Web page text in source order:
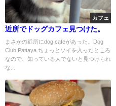
カフェ
近所でドッグカフェ見つけた。
まさかの近所にdog cafeがあった。Dog
Club Pattaya ちょっとソイを入ったところ
なので、知っている人でないと見つけられ
な...